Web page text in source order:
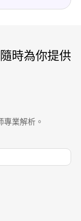
時為你提供
業解析。